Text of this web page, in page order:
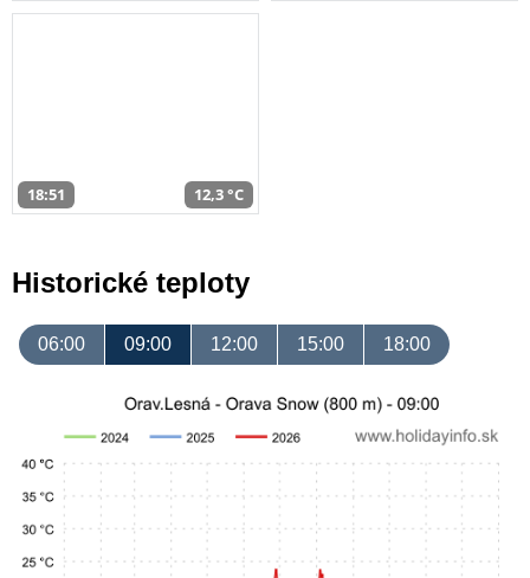
18:51 12,3 °C
Historické teploty
06:00 09:00 12:00 15:00 18:00